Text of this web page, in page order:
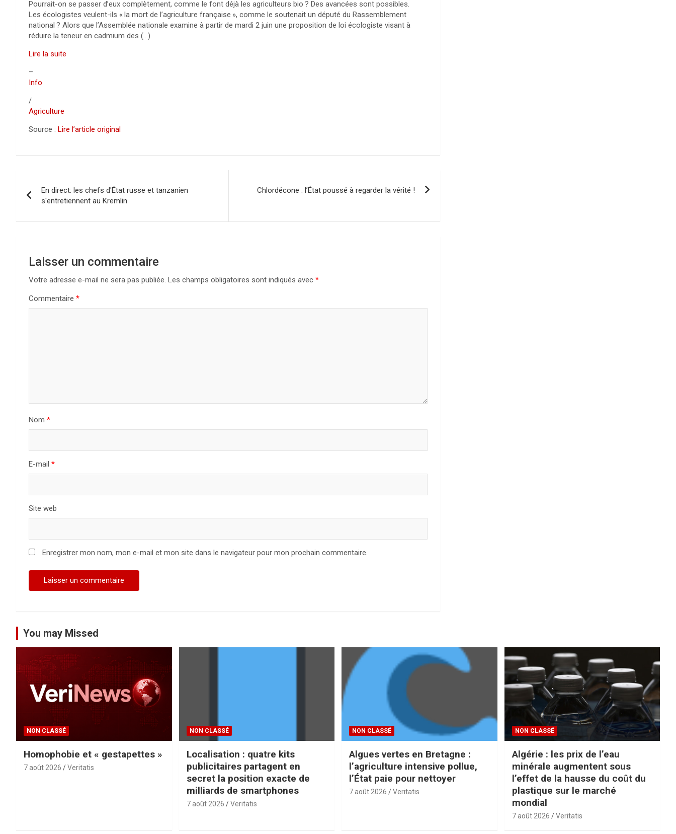
Pourrait-on se passer d’eux complètement, comme le font déjà les agriculteurs bio ? Des avancées sont possibles.
Les écologistes veulent-ils « la mort de l’agriculture française », comme le soutenait un député du Rassemblement
national ? Alors que l’Assemblée nationale examine à partir de mardi 2 juin une proposition de loi écologiste visant à
réduire la teneur en cadmium des (…)
Lire la suite
–
Info
/
Agriculture
Source : Lire l’article original
v
En direct: les chefs d'État russe et tanzanien
s'entretiennent au Kremlin
Chlordécone : l’État poussé à regarder la vérité !
Laisser un commentaire
Votre adresse e-mail ne sera pas publiée. Les champs obligatoires sont indiqués avec *
Commentaire *
Nom *
E-mail *
Site web
Enregistrer mon nom, mon e-mail et mon site dans le navigateur pour mon prochain commentaire.
You may Missed
NON CLASSÉ
Homophobie et « gestapettes »
7 août 2026 Veritatis
NON CLASSÉ
Localisation : quatre kits
publicitaires partagent en
secret la position exacte de
milliards de smartphones
7 août 2026 Veritatis
NON CLASSÉ
Algues vertes en Bretagne :
l’agriculture intensive pollue,
l’État paie pour nettoyer
7 août 2026 Veritatis
NON CLASSÉ
Algérie : les prix de l’eau
minérale augmentent sous
l’effet de la hausse du coût du
plastique sur le marché
mondial
7 août 2026 Veritatis